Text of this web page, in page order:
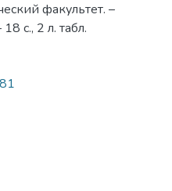
факультет. –
с., 2 л. табл.